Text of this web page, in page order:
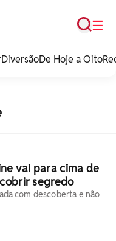
☰
Busca
DiversãoDe Hoje a Oito
vai para cima de
segredo
com descoberta e não